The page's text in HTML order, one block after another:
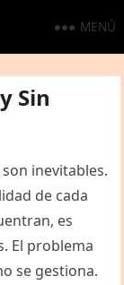
MENÚ
Sin
inevitables.
de cada
es
El problema
se gestiona.